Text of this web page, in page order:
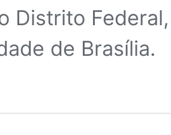
Distrito
de Brasília.